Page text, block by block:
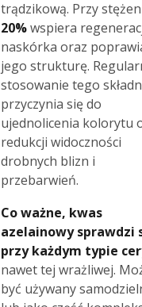
trądzikową. Przy
20%wspiera
naskórka oraz
jego strukturę.
stosowanie tego
przyczynia się do
ujednolicenia kolorytu
redukcji widoczności
drobnych blizn i
przebarwień.
Co ważne, kwas
azelainowy sprawdzi
przy każdym typie
nawet tej wrażliwej.
być używany